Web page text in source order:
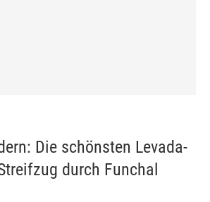
Die schönsten Levada-
durch Funchal